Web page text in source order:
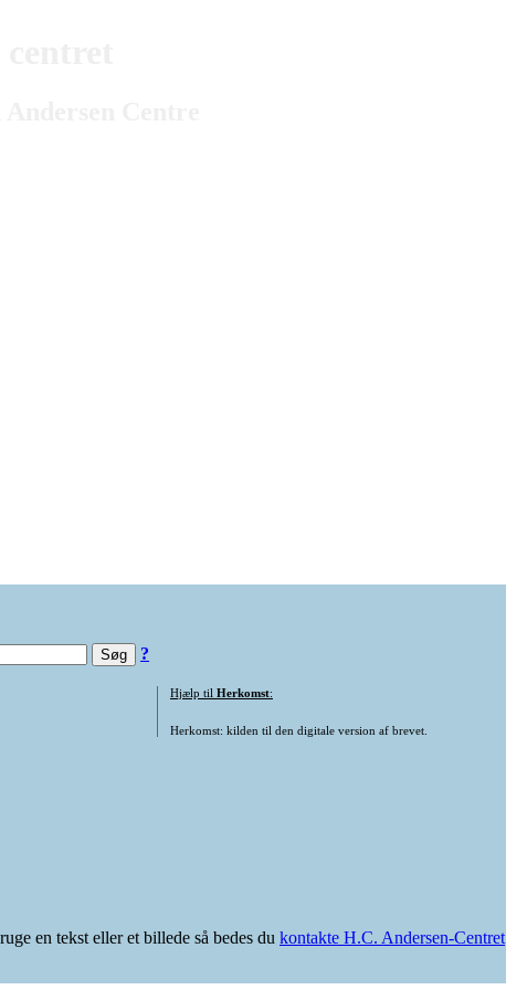
?
Hjælp til Herkomst:
Herkomst: kilden til den digitale version af brevet.
en tekst eller et billede så bedes du kontakte H.C. Andersen-Centret